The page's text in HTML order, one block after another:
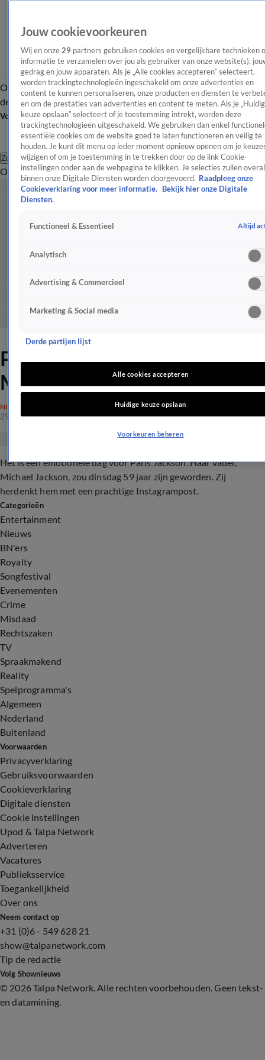
OverzichtAfleveringen Entertainment TV Algemeen
Tip
de redactieNieuwsbrief
Volg Shownieuws
Zoeken
OverzichtEntertainmentSpraakmakendRealityCrimeVideo's
Paris Jackson herdenkt papa
Michael Jackson
NIEUWS
29 aug 2017, 14:14
Het is een emotionele dag voor Paris Jackson. Haar vader,
Michael Jackson, zou dinsdag 59 jaar zijn geworden. Zij
herdenkt hem met een prachtige Instagrampost.
Categorieën
Entertainment
Nieuws
BN'ers
Royalty
Songfestival
Evenementen
Crime
Misdaad
Rechtszaken
TV
Spraakmakend
Reality
Spelprogramma's
Algemeen
Nederland
Buitenland
Voorwaarden
Privacyverklaring
Gebruiksvoorwaarden
Cookieverklaring
Digitale diensten
Cookie instellingen
Upod & Talpa Network
Adverteren
Vacatures
Publieksservice
Toegankelijkheid
Over ons
Neem contact op
+31 (0)6 - 549 628 21
show@talpanetwork.com
Tip de redactie
Volg Shownieuws
© 2026 Talpa Network. Alle rechten voorbehouden. Geen tekst-
en datamining.
Jouw cookievoorkeuren
Wij en onze 29 partners gebruiken cookies en vergelijkbare technieken
informatie te verzamelen over jou als gebruiker van onze website(s),
gedrag en jouw apparaten. Als je „Alle cookies accepteren” selecteert,
worden trackingtechnologieën ingeschakeld om onze advertenties en
content te kunnen personaliseren, onze producten en diensten te
en om de prestaties van advertenties en content te meten. Als je
keuze opslaan” selecteert of je toestemming intrekt, worden deze
trackingtechnologieën uitgeschakeld. We gebruiken dan enkel
essentiële cookies om de website goed te laten functioneren en veilig te
houden. Je kunt dit menu op ieder moment opnieuw openen om je
wijzigen of om je toestemming in te trekken door op de link Cookie-
instellingen onder aan de webpagina te klikken. Je selecties zullen overal
binnen onze Digitale Diensten worden doorgevoerd. Raadpleeg onze
Cookieverklaring voor meer informatie.
Bekijk hier onze Digitale
Diensten.
Functioneel & Essentieel Altijd
Analytisch
Advertising & Commercieel
Marketing & Social media
Derde partijen lijst
Alle cookies accepteren
Huidige keuze opslaan
Voorkeuren beheren